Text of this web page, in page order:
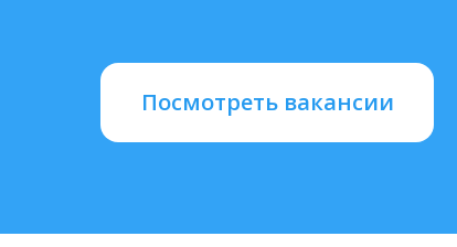
Посмотреть вакансии